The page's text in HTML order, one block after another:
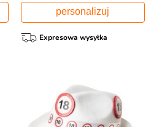
personalizuj
Expresowa wysyłka